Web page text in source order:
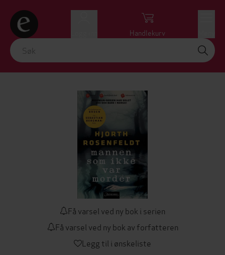
Handlekurv
Få varsel ved ny bok i serien
Få varsel ved ny bok av forfatteren
Legg til i ønskeliste